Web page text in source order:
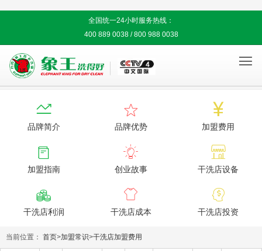
全国统一24小时服务热线：
400 889 0038 / 800 988 0038


品牌简介

品牌优势

加盟费用

加盟指南

创业故事

干洗店设备

干洗店利润

干洗店成本

干洗店投资
当前位置： 首页>加盟常识>干洗店加盟费用